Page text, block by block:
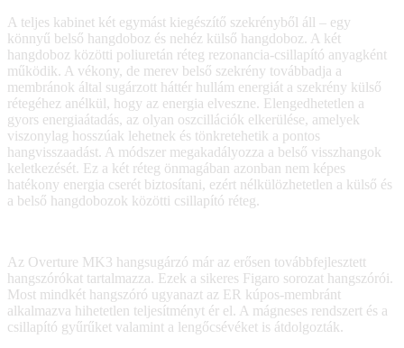
A teljes kabinet két egymást kiegészítő szekrényből áll – egy
könnyű belső hangdoboz és nehéz külső hangdoboz. A két
hangdoboz közötti poliuretán réteg rezonancia-csillapító anyagként
működik. A vékony, de merev belső szekrény továbbadja a
membránok által sugárzott háttér hullám energiát a szekrény külső
rétegéhez anélkül, hogy az energia elveszne. Elengedhetetlen a
gyors energiaátadás, az olyan oszcillációk elkerülése, amelyek
viszonylag hosszúak lehetnek és tönkretehetik a pontos
hangvisszaadást. A módszer megakadályozza a belső visszhangok
keletkezését. Ez a két réteg önmagában azonban nem képes
hatékony energia cserét biztosítani, ezért nélkülözhetetlen a külső és
a belső hangdobozok közötti csillapító réteg.
Az Overture MK3 hangsugárzó már az erősen továbbfejlesztett
hangszórókat tartalmazza. Ezek a sikeres Figaro sorozat hangszórói.
Most mindkét hangszóró ugyanazt az ER kúpos-membránt
alkalmazva hihetetlen teljesítményt ér el. A mágneses rendszert és a
csillapító gyűrűket valamint a lengőcsévéket is átdolgozták.